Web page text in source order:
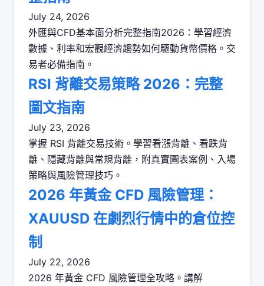
July 24, 2026
外匯與CFD基本面分析完整指南2026：學習經濟
數據、利率和宏觀經濟趨勢如何驅動貨幣價格。交
易者必備指南。
RSI 背離交易策略 2026：完整
圖文指南
July 23, 2026
掌握 RSI 背離交易技術。學習看漲背離、看跌背
離、隱藏背離與常規背離，附真實圖表案例、入場
策略與風險管理技巧。
2026 年黃金 CFD 風險管理：
XAUUSD 在劇烈行情中的倉位控
制
July 22, 2026
2026 年黃金 CFD 風險管理全攻略。講解